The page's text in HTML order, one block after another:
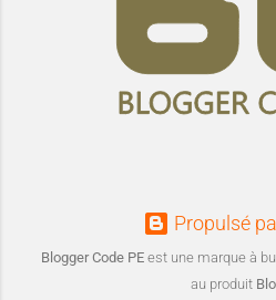
Propulsé
Blogger Code PE est une marque à
au produit